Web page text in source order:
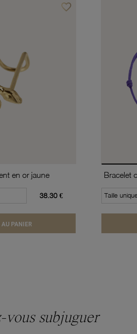
favorite_borderAjouter à vos favoris
en or jaune
38.30 €
PANIER
Taille
vous subjuguer